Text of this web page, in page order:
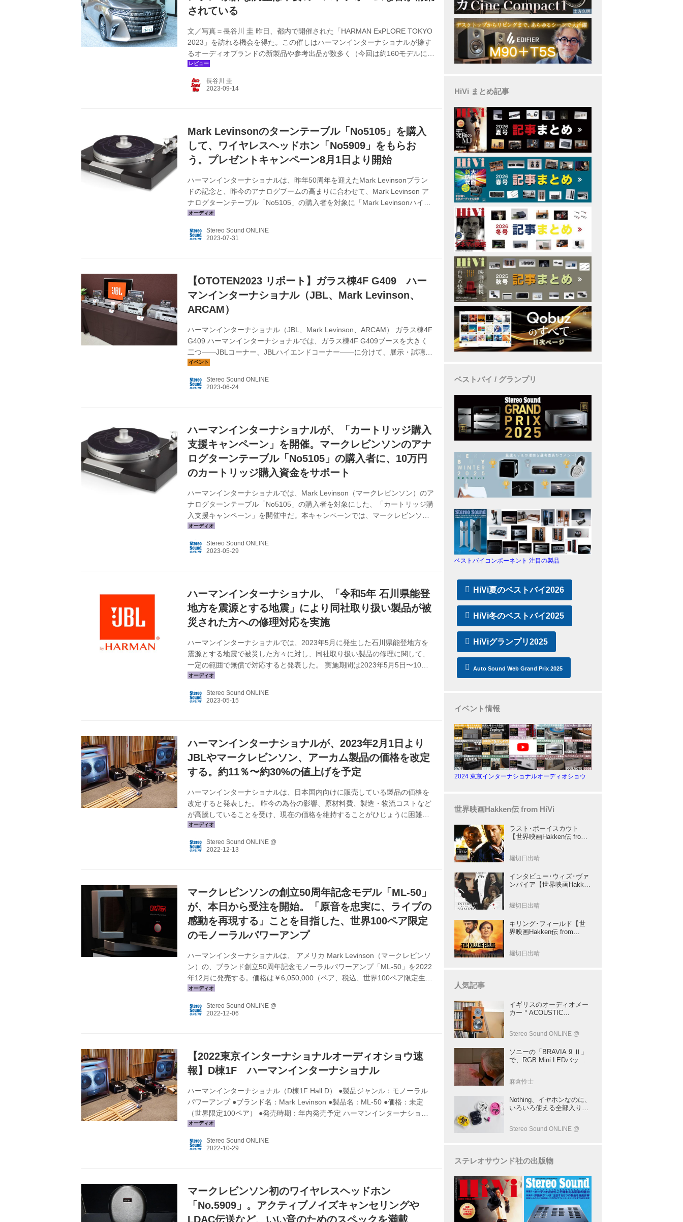
されている
文／写真＝長谷川 圭 昨日、都内で開催された「HARMAN ExPLORE TOKYO
2023」を訪れる機会を得た。この催しはハーマンインターナショナルが擁す
るオーディオブランドの新製品や参考出品が数多く（今回は約160モデルにに
およぶとか……）並べられ、簡易的ながらその体験もかなうというもの。ホ
を惹かれる物も多かったのだが、そのあたりはStereo Sound ONLINEの別記
長谷川 圭
Mark Levinsonのターンテーブル「No5105」を購入
して、ワイヤレスヘッドホン「No5909」をもらお
う。プレゼントキャンペーン8月1日より開始
ハーマンインターナショナルは、昨年50周年を迎えたMark Levinsonブラン
ドの記念と、昨今のアナログブームの高まりに合わせて、Mark Levinson ア
ナログターンテーブル「No5105」の購入者を対象に「Mark Levinsonハイエ
ンドワイヤレスヘッドホンNo5909プレゼントキャンペーン」を2023年8月1
取扱店において「No5105」を購入した際、同時に「No5909」をプレゼント
Stereo Sound ONLINE
【OTOTEN2023 リポート】ガラス棟4F G409 ハー
マンインターナショナル（JBL、Mark Levinson、
ARCAM）
ハーマンインターナショナル（JBL、Mark Levinson、ARCAM） ガラス棟4F
G409 ハーマンインターナショナルでは、ガラス棟4F G409ブースを大きく
二つ――JBLコーナー、JBLハイエンドコーナー――に分けて、展示・試聴を
実施。エレベーターに近い方の入口（G408に近い方）入ってすぐのところに
のラインナップとして、プリメインアンプ「SA550 Classic」、CDプレーヤ
Stereo Sound ONLINE
ハーマンインターナショナルが、「カートリッジ購入
支援キャンペーン」を開催。マークレビンソンのアナ
ログターンテーブル「No5105」の購入者に、10万円
のカートリッジ購入資金をサポート
ハーマンインターナショナルでは、Mark Levinson（マークレビンソン）のア
ナログターンテーブル「No5105」の購入者を対象にした、「カートリッジ購
入支援キャンペーン」を開催中だ。本キャンペーンでは、マークレビンソン
正規取扱店においてNo5105を購入する際に、10万円（税込）のカートリッジ
援キャンペーン」 ●キャンペーン期間：5月26日〜キャンペーン予算終了時ま
Stereo Sound ONLINE
ハーマンインターナショナル、「令和5年 石川県能登
地方を震源とする地震」により同社取り扱い製品が被
災された方への修理対応を実施
ハーマンインターナショナルでは、2023年5月に発生した石川県能登地方を
震源とする地震で被災した方々に対し、同社取り扱い製品の修理に関して、
一定の範囲で無償で対応すると発表した。 実施期間は2023年5月5日〜10月
31日で、今回の地震により使用中の同社取り扱い製品に故障が生じてしま
が対象となる。 内閣府 防災情報 災害救助法の適用状況 災害救助法の適用状
Stereo Sound ONLINE
ハーマンインターナショナルが、2023年2月1日より
JBLやマークレビンソン、アーカム製品の価格を改定
する。約11％〜約30%の値上げを予定
ハーマンインターナショナルは、日本国内向けに販売している製品の価格を
改定すると発表した。 昨今の為替の影響、原材料費、製造・物流コストなど
が高騰していることを受け、現在の価格を維持することがひじょうに困難で
あり、出荷価格改定を実施せざるを得ないという判断に至ったという。開始
対象製品：JBL、Mark Levinson、ARCAMのスピーカー、アンプ、プレーヤ
Stereo Sound ONLINE @
マークレビンソンの創立50周年記念モデル「ML-50」
が、本日から受注を開始。「原音を忠実に、ライブの
感動を再現する」ことを目指した、世界100ペア限定
のモノーラルパワーアンプ
ハーマンインターナショナルは、 アメリカ Mark Levinson（マークレビンソ
ン）の、ブランド創立50周年記念モノーラルパワーアンプ「ML-50」を2022
年12月に発売する。価格は￥6,050,000（ペア、税込、世界100ペア限定生
産）で、本日から受注を開始している。 マークレビンソンは、1972年の創業
回路素子や回路構成によって、ハイエンドオーディオの代名詞として市場に
Stereo Sound ONLINE @
【2022東京インターナショナルオーディオショウ速
報】D棟1F ハーマンインターナショナル
ハーマンインターナショナル（D棟1F Hall D） ●製品ジャンル：モノーラル
パワーアンプ ●ブランド名：Mark Levinson ●製品名：ML-50 ●価格：未定
（世界限定100ペア） ●発売時期：年内発売予定 ハーマンインターナショナ
ルでは、マークレビンソンのブランド創立50周年を記念した弩級のモノーラ
での名機にオマージュを捧げつつ（ブランド初のパワーアンプ「ML-2」の型
Stereo Sound ONLINE
マークレビンソン初のワイヤレスヘッドホン
「No.5909」。アクティブノイズキャンセリングや
LDAC伝送など、いい音のためのスペックを満載
HiVi まとめ記事
ベストバイ / グランプリ
ベストバイコンポーネント 注目の製品
HiVi夏のベストバイ2026
HiVi冬のベストバイ2025
HiViグランプリ2025
Auto Sound Web Grand Prix 2025
イベント情報
2024 東京インターナショナルオーディオショウ
世界映画Hakken伝 from HiVi
ラスト･ボーイスカウト
【世界映画Hakken伝 from
が放つ負け犬アクションの
堀切日出晴
インタビュー･ウィズ･ヴァ
ンパイア【世界映画Hakken
督吸血鬼ホラー
堀切日出晴
キリング･フィールド【世
界映画Hakken伝 from
さぶる傑作
堀切日出晴
人気記事
イギリスのオーディオメー
カー＂ACOUSTIC
「AE1」の40周年記念モデ
Stereo Sound ONLINE @
ソニーの「BRAVIA 9 Ⅱ」
で、RGB Mini LEDバック
リー” だ（後）：麻倉怜士
137
麻倉怜士
Nothing、イヤホンなのに、
いろいろ使える全部入りモ
会話も録音できる
Stereo Sound ONLINE @
ステレオサウンド社の出版物